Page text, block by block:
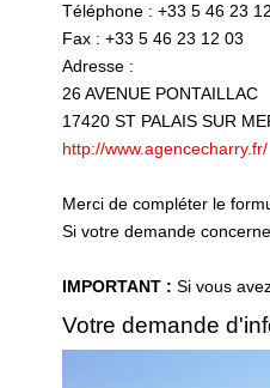
Téléphone : +33 5 46 23
Fax : +33 5 46 23 12 03
Adresse :
26 AVENUE PONTAILLAC
17420 ST PALAIS SUR
http://www.agencecharry.fr/
Merci de compléter le
Si votre demande
IMPORTANT : Si vous
Votre demande